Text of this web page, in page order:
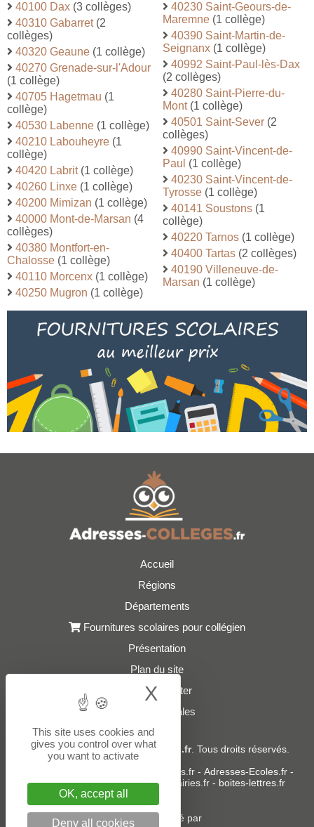
40100 Dax (3 collèges)
40310 Gabarret(2
collèges)
40320 Geaune (1 collège)
40270 Grenade-sur-l'Adour
(1 collège)
40705 Hagetmau (1
collège)
40530 Labenne (1 collège)
40210 Labouheyre (1
collège)
40420 Labrit(1 collège)
40260 Linxe (1 collège)
40200 Mimizan (1 collège)
40000 Mont-de-Marsan (4
collèges)
40380 Montfort-en-
Chalosse (1 collège)
40110 Morcenx (1 collège)
40250 Mugron (1 collège)
40230 Saint-Geours-de-
Maremne (1 collège)
40390 Saint-Martin-de-
Seignanx (1 collège)
40992 Saint-Paul-lès-Dax
(2 collèges)
40280 Saint-Pierre-du-
Mont(1 collège)
40501 Saint-Sever (2
collèges)
40990 Saint-Vincent-de-
Paul (1 collège)
40230 Saint-Vincent-de-
Tyrosse (1 collège)
40141 Soustons (1
collège)
40220 Tarnos (1 collège)
40400 Tartas (2 collèges)
40190 Villeneuve-de-
Marsan (1 collège)
Accueil
Régions
Départements
Fournitures scolaires pour collégien
Présentation
Plan du site
Nous contacter
Mentions légales
© 2021 - 2026Adresses-Colleges.fr. Tous droits réservés.
donneespubliques.fr- Adresses-Ecoles.fr-
Adresses-Lycees.fr-Adresses-Mairies.fr- boites-lettres.fr
Un service édité par
This site uses cookies and
gives you control over what
you want to activate
OK, accept all
Deny all cookies
X Hide cookie